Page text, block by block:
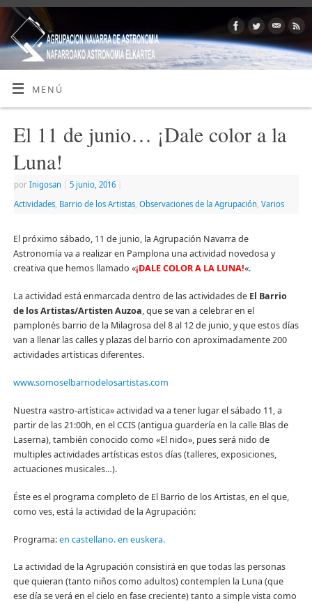
MENÚ
El 11 de junio… ¡Dale color a la
Luna!
por Inigosan 5 junio, 2016
Actividades, Barrio de los Artistas, Observaciones de la Agrupación Varios
El próximo sábado, 11 de junio, la Agrupación Navarra de
Astronomía va a realizar en Pamplona una actividad novedosa y
creativa que hemos llamado «¡DALE COLOR A LA LUNA!«.
La actividad está enmarcada dentro de las actividades de El Barrio
de los Artistas/Artisten Auzoa, que se van a celebrar en el
pamplonés barrio de la Milagrosa del 8 al 12 de junio, y que estos días
van a llenar las calles y plazas del barrio con aproximadamente 200
actividades artísticas diferentes.
www.somoselbarriodelosartistas.com
Nuestra «astro-artística» actividad va a tener lugar el sábado 11, a
partir de las 21:00h, en el CCIS (antigua guardería en la calle Blas de
Laserna), también conocido como «El nido», pues será nido de
multiples actividades artísticas estos días (talleres, exposiciones,
actuaciones musicales…).
Éste es el programa completo de El Barrio de los Artistas, en el que,
como ves, está la actividad de la Agrupación:
Programa:en castellano.en euskera.
La actividad de la Agrupación consistirá en que todas las personas
que quieran (tanto niños como adultos) contemplen la Luna (que
ese día se verá en el cielo en fase creciente) tanto a simple vista como